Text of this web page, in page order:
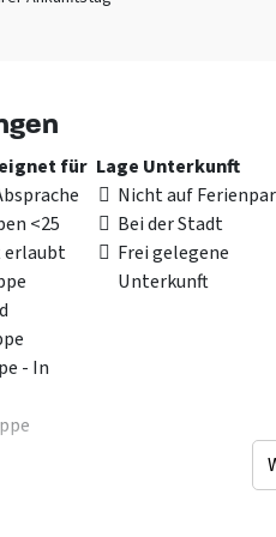
Lage Unterkunft
Nicht auf
Bei der Stadt
Frei gelegene
Unterkunft
für
<25
erlaubt
- In